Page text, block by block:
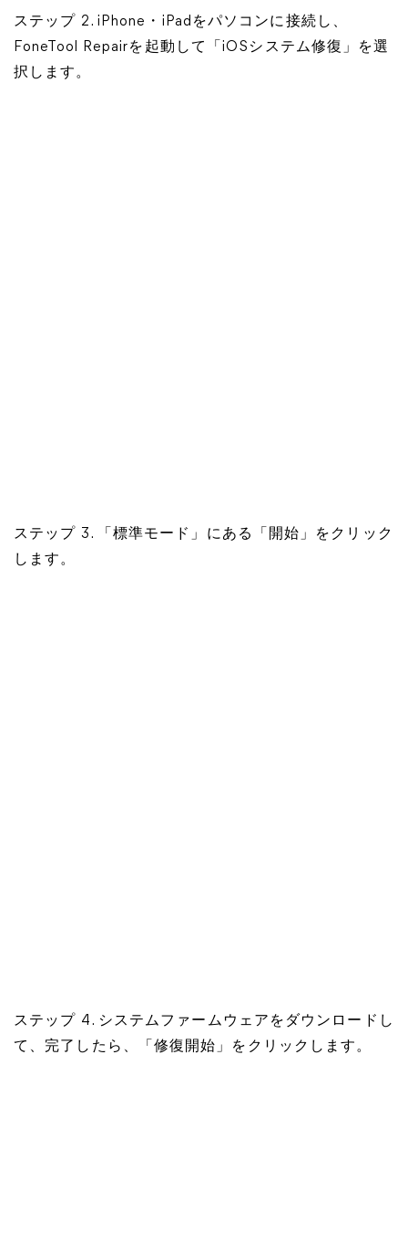
ステップ 2. iPhone・iPadをパソコンに接続し、
FoneTool Repairを起動して「iOSシステム修復」を選
択します。
ステップ 3. 「標準モード」にある「開始」をクリック
します。
ステップ 4. システムファームウェアをダウンロードし
て、完了したら、「修復開始」をクリックします。